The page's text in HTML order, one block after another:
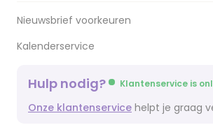
Nieuwsbrief voorkeuren
Kalenderservice
Hulp nodig? Klantenservice is
Onze klantenservice helpt je graag